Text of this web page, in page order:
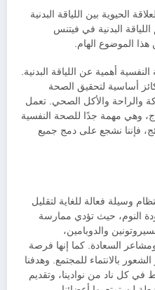
الحيوية بين اللياقة البدنية
البدنية في فيتنس
الموضوع الهام.
أهمية عن اللياقة البدنية.
أساسية لتحقيق الصحة
والراحة والأكل الصحي. تعمل
وهي مهمة جدًا للصحة النفسية
فإننا نشجع على دمج جميع
وسيلة فعالة للغاية لتقليل
النوم، حيث تؤدي ممارسة
والدوبامين،
السعادة. كما إنها فرصة
بالانتماء للمجتمع. وهدفنا
كل ناد من نوادينا، وتقديم